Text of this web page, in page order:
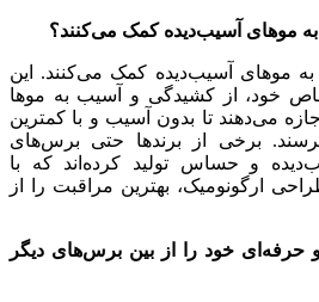
موهای آسیب‌دیده کمک می‌کنند. این
خود، از کشیدگی و آسیب به موها
می‌دهند تا بدون آسیب و با کمترین
برخی از برندها حتی برس‌های
و حساس تولید کرده‌اند که با
ارگونومیک، بهترین مراقبت را از
حرفه‌ای خود را از بین برس‌های دیگر